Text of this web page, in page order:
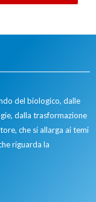
del biologico, dalle
dalla trasformazione
che si allarga ai temi
riguarda la